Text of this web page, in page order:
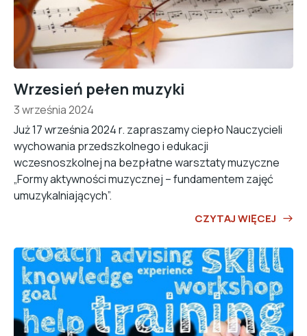
Wrzesień pełen muzyki
3 września 2024
Już 17 września 2024 r. zapraszamy ciepło Nauczycieli
wychowania przedszkolnego i edukacji
wczesnoszkolnej na bezpłatne warsztaty muzyczne
„Formy aktywności muzycznej – fundamentem zajęć
umuzykalniających”.
CZYTAJ WIĘCEJ